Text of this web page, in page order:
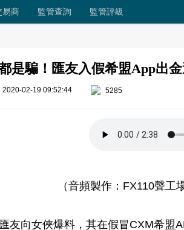
易商 監管查詢 監管評級
是騙！匯友入假希盟App出
2020-02-19 09:52:44 5285
（音頻製作：FX110聲工
友向女俠爆料，其在假冒CXM希盟